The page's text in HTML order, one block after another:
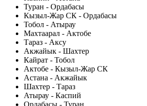
Туран - Ордабасы
Кызыл-Жар СК - Ордабасы
Тобол - Атырау
Махтаарал - Актобе
Тараз - Аксу
Акжайык - Шахтер
Кайрат - Тобол
Актобе - Кызыл-Жар СК
Астана - Акжайык
Шахтер - Тараз
Атырау - Каспий